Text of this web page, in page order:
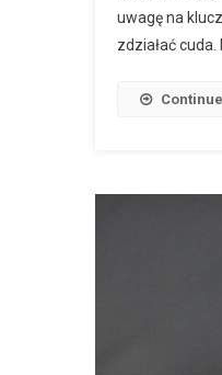
uwagę na
zdziałać cuda.